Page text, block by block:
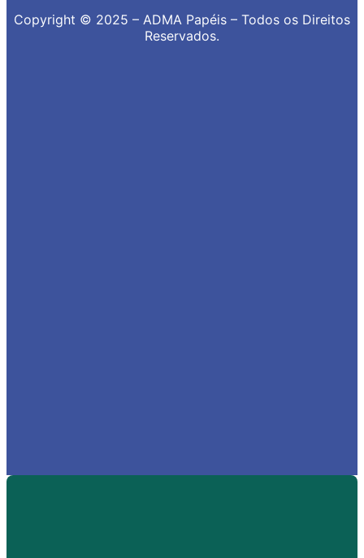
Copyright © 2025 – ADMA Papéis – Todos os Direitos
Reservados.